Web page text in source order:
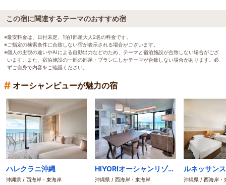
この宿に関連するテーマのおすすめ宿
※最安料金は、日付未定、1泊1部屋大人2名の料金です。
※ご指定の検索条件に合致しない宿が表示される場合がございます。
※個人の主観の違いやAIによる自動出力などのため、テーマと宿泊施設が合致しない場合がござ
います。また、宿泊施設の一部の部屋・プランにしかテーマが合致しない場合があります。必
ずご自身で内容をご確認ください。
# オーシャンビューが魅力の宿
ハレクラニ沖縄
沖縄県 / 西海岸・東海岸
HIYORIオーシャンリゾート沖縄
沖縄県 / 西海岸・東海岸 沖縄県 / 西海岸・